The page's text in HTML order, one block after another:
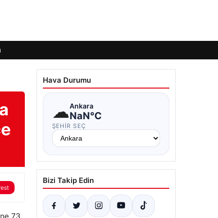
73
Hava Durumu
☁Ankara
NaN°C
ŞEHIR SEÇ
Bizi Takip Edin